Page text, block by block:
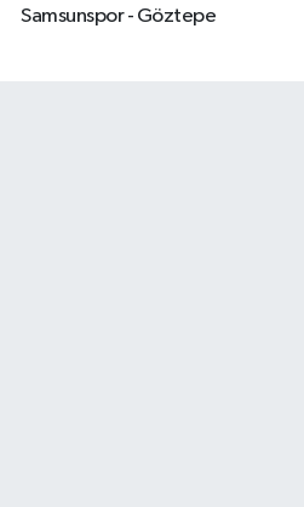
Samsunspor - Göztepe